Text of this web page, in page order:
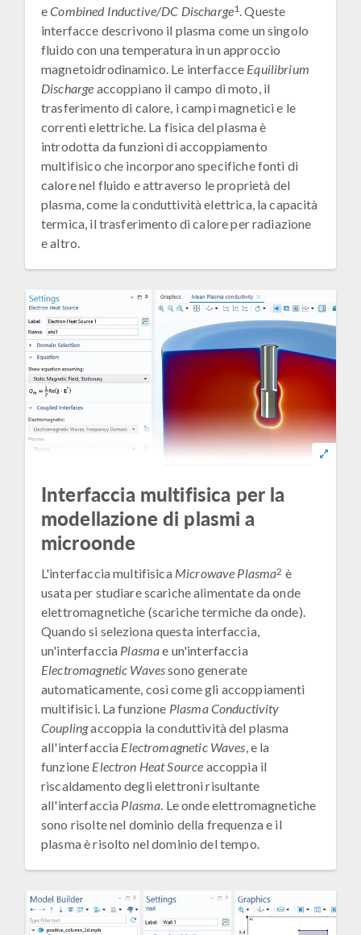
eCombined Inductive/DC Discharge1. Queste
interfacce descrivono il plasma come un singolo
fluido con una temperatura in un approccio
magnetoidrodinamico. Le interfacce Equilibrium
Discharge accoppiano il campo di moto, il
trasferimento di calore, i campi magnetici e le
correnti elettriche. La fisica del plasma è
introdotta da funzioni di accoppiamento
multifisico che incorporano specifiche fonti di
calore nel fluido e attraverso le proprietà del
plasma, come la conduttività elettrica, la capacità
termica, il trasferimento di calore per radiazione
e altro.
Interfaccia multifisica per la
modellazione di plasmi a
microonde
L'interfaccia multifisica Microwave Plasma2 è
usata per studiare scariche alimentate da onde
elettromagnetiche (scariche termiche da onde).
Quando si seleziona questa interfaccia,
un'interfaccia Plasmae un'interfaccia
Electromagnetic Wavessono generate
automaticamente, così come gli accoppiamenti
multifisici. La funzione Plasma Conductivity
Couplingaccoppia la conduttività del plasma
all'interfaccia Electromagnetic Waves, e la
funzione Electron Heat Source accoppia il
riscaldamento degli elettroni risultante
all'interfaccia Plasma. Le onde elettromagnetiche
sono risolte nel dominio della frequenza e il
plasma è risolto nel dominio del tempo.